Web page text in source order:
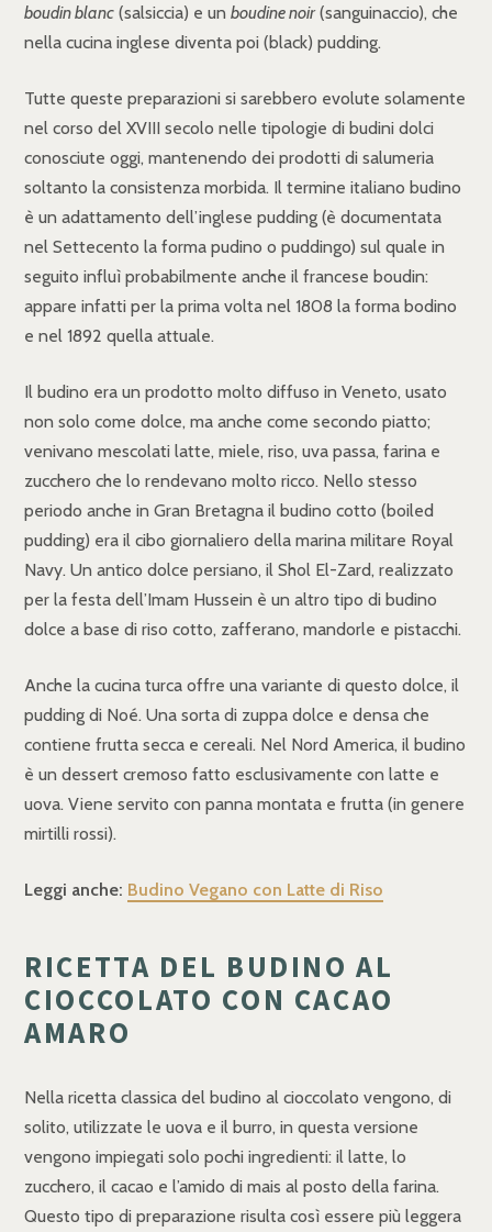
boudin blanc (salsiccia) e un boudine noir(sanguinaccio), che
nella cucina inglese diventa poi (black) pudding.
Tutte queste preparazioni si sarebbero evolute solamente
nel corso del XVIII secolo nelle tipologie di budini dolci
conosciute oggi, mantenendo dei prodotti di salumeria
soltanto la consistenza morbida. Il termine italiano budino
è un adattamento dell’inglese pudding (è documentata
nel Settecento la forma pudino o puddingo) sul quale in
seguito influì probabilmente anche il francese boudin:
appare infatti per la prima volta nel 1808 la forma bodino
e nel 1892 quella attuale.
Il budino era un prodotto molto diffuso in Veneto, usato
non solo come dolce, ma anche come secondo piatto;
venivano mescolati latte, miele, riso, uva passa, farina e
zucchero che lo rendevano molto ricco. Nello stesso
periodo anche in Gran Bretagna il budino cotto (boiled
pudding) era il cibo giornaliero della marina militare Royal
Navy. Un antico dolce persiano, il Shol El-Zard, realizzato
per la festa dell’Imam Hussein è un altro tipo di budino
dolce a base di riso cotto, zafferano, mandorle e pistacchi.
Anche la cucina turca offre una variante di questo dolce, il
pudding di Noé. Una sorta di zuppa dolce e densa che
contiene frutta secca e cereali. Nel Nord America, il budino
è un dessert cremoso fatto esclusivamente con latte e
uova. Viene servito con panna montata e frutta (in genere
mirtilli rossi).
Leggi anche: Budino Vegano con Latte di Riso
RICETTA DEL BUDINO AL
CIOCCOLATO CON CACAO
AMARO
Nella ricetta classica del budino al cioccolato vengono, di
solito, utilizzate le uova e il burro, in questa versione
vengono impiegati solo pochi ingredienti: il latte, lo
zucchero, il cacao e l’amido di mais al posto della farina.
Questo tipo di preparazione risulta così essere più leggera